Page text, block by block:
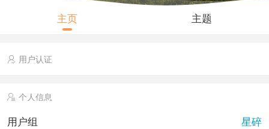
主页 主题
用户认证
个人信息
用户组 星碎